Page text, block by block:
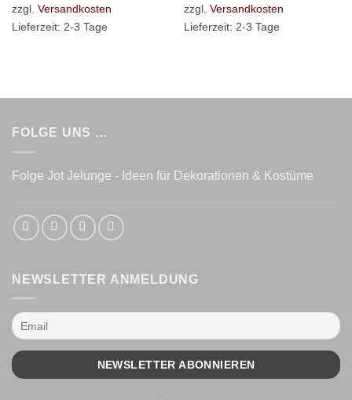
zzgl. Versandkosten
Lieferzeit: 2-3 Tage
zzgl. Versandkosten
Lieferzeit: 2-3 Tage
FOLGE UNS …
Folge Jot Jelunge - Ideen für Dekorationen & Kostüme
NEWSLETTER ANMELDUNG